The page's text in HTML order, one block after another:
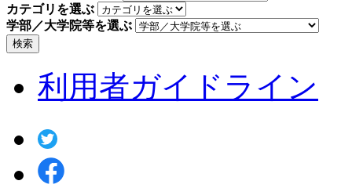
カテゴリを選ぶ
学部／大学院等を選ぶ
検索
利用者ガイドライン